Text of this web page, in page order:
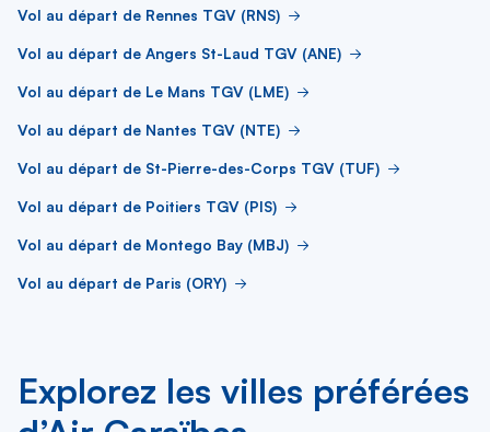
Vol au départ de Rennes TGV (RNS)
Vol au départ de Angers St-Laud TGV (ANE)
Vol au départ de Le Mans TGV (LME)
Vol au départ de Nantes TGV (NTE)
Vol au départ de St-Pierre-des-Corps TGV (TUF)
Vol au départ de Poitiers TGV (PIS)
Vol au départ de Montego Bay (MBJ)
Vol au départ de Paris (ORY)
Explorez les villes préférées